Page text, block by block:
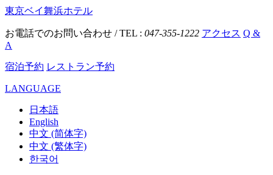
東京ベイ舞浜ホテル
お電話でのお問い合わせ / TEL : 047-355-1222 アクセス Q &
A
宿泊予約 レストラン予約
LANGUAGE
日本語
English
中文 (简体字)
中文 (繁体字)
한국어